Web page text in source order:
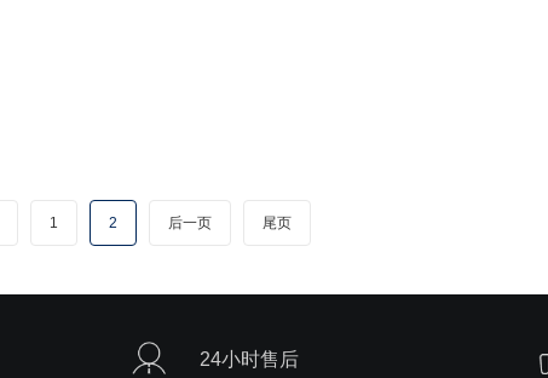
1 2 后一页 尾页
24小时售后